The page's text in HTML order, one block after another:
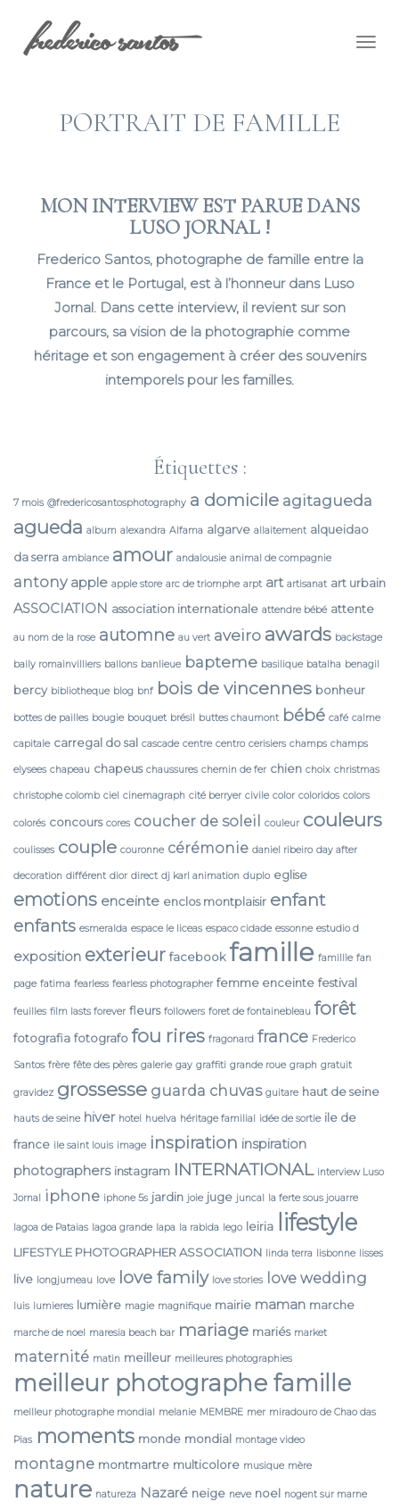
PORTRAIT DE FAMILLE
MON INTERVIEW EST PARUE DANS
LUSO JORNAL !
Frederico Santos, photographe de famille entre la
France et le Portugal, est à l’honneur dans Luso
Jornal. Dans cette interview, il revient sur son
parcours, sa vision de la photographie comme
héritage et son engagement à créer des souvenirs
intemporels pour les familles.
Étiquettes :
7 mois @fredericosantosphotography a domicile agitagueda
agueda album alexandra Alfama algarve allaitement alqueidao
da serra ambiance amour andalousie animal de compagnie
antony apple apple store arc de triomphe arpt art artisanat art urbain
ASSOCIATION association internationale attendre bébé attente
au nom de la rose automne au vert aveiro awards backstage
baily romainvilliers ballons banlieue bapteme basilique batalha benagil
bercy bibliotheque blog bnf bois de vincennes bonheur
bottes de pailles bougie bouquet brésil buttes chaumont bébé café calme
capitale carregal do sal cascade centre centro cerisiers champs champs
elysees chapeau chapeus chaussures chemin de fer chien choix christmas
christophe colomb ciel cinemagraph cité berryer civile color coloridos colors
colorés concours cores coucher de soleil couleur couleurs
coulisses couple couronne cérémonie daniel ribeiro day after
decoration différent dior direct dj karl animation duplo eglise
emotions enceinte enclos montplaisir enfant
enfants esmeralda espace le liceas espaco cidade essonne estudio d
exposition exterieur facebook famille famillle fan
page fatima fearless fearless photographer femme enceinte festival
feuilles film lasts forever fleurs followers foret de fontainebleau forêt
fotografia fotografo fou rires fragonard france Frederico
Santos frère fête des pères galerie gay graffiti grande roue graph gratuit
gravidez grossesse guarda chuvas guitare haut de seine
hauts de seine hiver hotel huelva héritage familial idée de sortie ile de
france ile saint louis image inspiration inspiration
photographers instagram INTERNATIONAL interview Luso
Jornal iphone iphone 5s jardin joie juge juncal la ferte sous jouarre
lagoa de Pataias lagoa grande lapa la rabida lego leiria lifestyle
LIFESTYLE PHOTOGRAPHER ASSOCIATION linda terra lisbonne lisses
live longjumeau love love family love stories love wedding
luis lumieres lumière magie magnifique mairie maman marche
marche de noel maresia beach bar mariage mariés market
maternité matin meilleur meilleures photographies
meilleur photographe famille
meilleur photographe mondial melanie MEMBRE mer miradouro de Chao das
Pias moments monde mondial montage video
montagne montmartre multicolore musique mère
nature natureza Nazaré neige neve noel nogent sur marne